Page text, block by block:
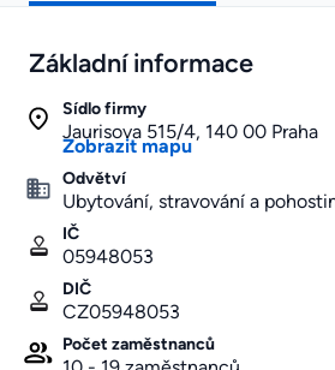
Základní informace
Sídlo firmy
Jaurisova 515/4, 140 00 Praha
Zobrazit mapu
Odvětví
Ubytování, stravování a
IČ
05948053
DIČ
CZ05948053
Počet zaměstnanců